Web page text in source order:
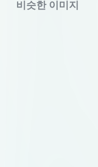
비슷한 이미지